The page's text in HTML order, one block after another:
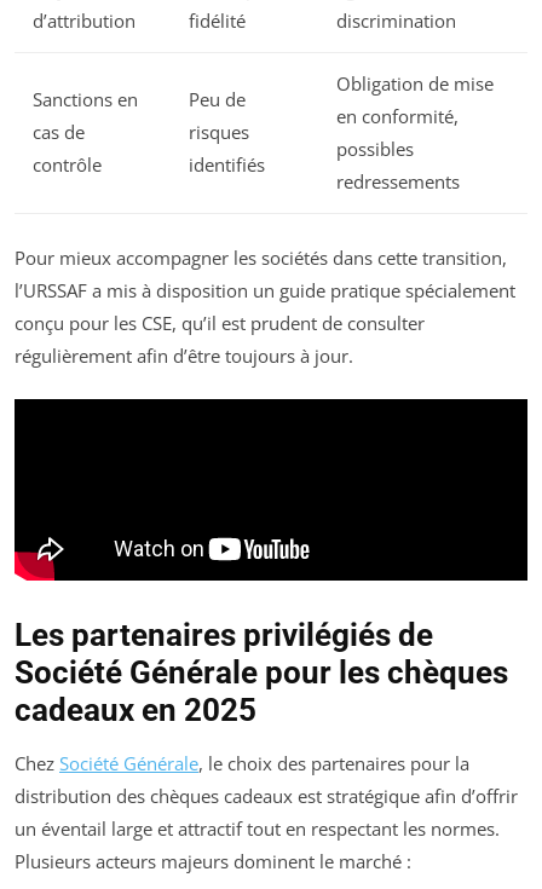
d’attribution
fidélité
discrimination
Sanctions en
cas de
contrôle
Peu de
risques
identifiés
Obligation de mise
en conformité,
possibles
redressements
Pour mieux accompagner les sociétés dans cette transition,
l’URSSAF a mis à disposition un guide pratique spécialement
conçu pour les CSE, qu’il est prudent de consulter
régulièrement afin d’être toujours à jour.
Les partenaires privilégiés de
Société Générale pour les chèques
cadeaux en 2025
Chez Société Générale, le choix des partenaires pour la
distribution des chèques cadeaux est stratégique afin d’offrir
un éventail large et attractif tout en respectant les normes.
Plusieurs acteurs majeurs dominent le marché :